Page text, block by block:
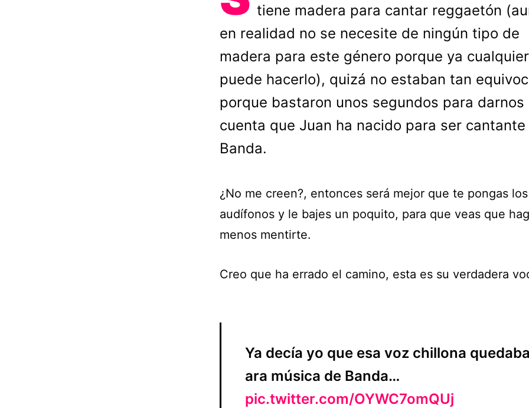
tiene madera para cantar reggaetón
en realidad no se necesite de ningún tipo de
madera para este género porque ya cualquier
puede hacerlo), quizá no estaban tan
porque bastaron unos segundos para darnos
cuenta que Juan ha nacido para ser cantante
Banda.
¿No me creen?, entonces será mejor que te pongas los
audífonos y le bajes un poquito, para que veas que
menos mentirte.
Creo que ha errado el camino, esta es su verdadera
Ya decía yo que esa voz chillona
ara música de Banda…
pic.twitter.com/OYWC7omQUj